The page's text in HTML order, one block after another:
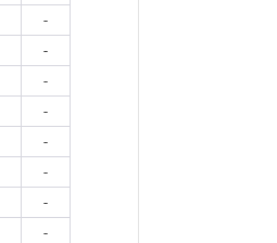
-
-
-
-
-
-
-
-